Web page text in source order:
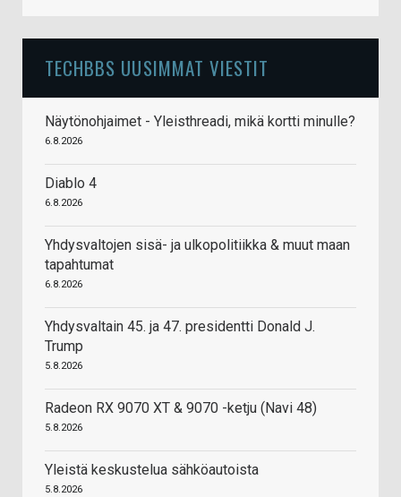
TECHBBS UUSIMMAT VIESTIT
Näytönohjaimet - Yleisthreadi, mikä kortti minulle?
6.8.2026
Diablo 4
6.8.2026
Yhdysvaltojen sisä- ja ulkopolitiikka & muut maan
tapahtumat
6.8.2026
Yhdysvaltain 45. ja 47. presidentti Donald J.
Trump
5.8.2026
Radeon RX 9070 XT & 9070 -ketju (Navi 48)
5.8.2026
Yleistä keskustelua sähköautoista
5.8.2026